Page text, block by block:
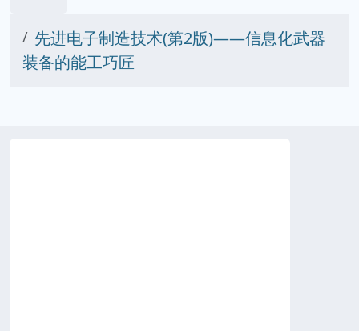
先进电子制造技术(第2版)——信息化武器
装备的能工巧匠